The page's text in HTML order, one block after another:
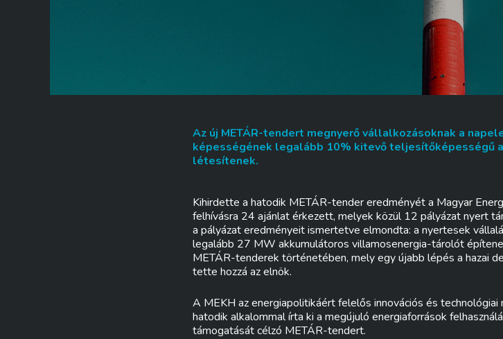
Az új METÁR-tendert megnyerő vállalkozásoknak a
képességének legalább 10% kitevő teljesítőképességű
létesítenek.
Kihirdette a hatodik METÁR-tender eredményét a Magyar
felhívásra 24 ajánlat érkezett, melyek közül 12 pályázat nyert
a pályázat eredményeit ismertetve elmondta: a nyertesek
legalább 27 MW akkumulátoros villamosenergia-tárolót
METÁR-tenderek történetében, mely egy újabb lépés a hazai
tette hozzá az elnök.
A MEKH az energiapolitikáért felelős innovációs és
hatodik alkalommal írta ki a megújuló energiaforrások
támogatását célzó METÁR-tendert.